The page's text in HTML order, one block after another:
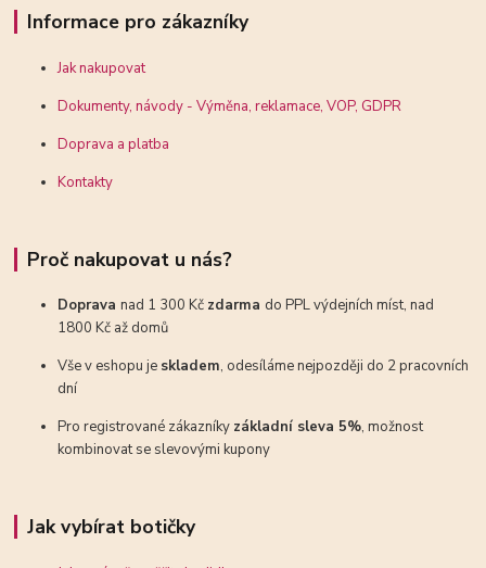
Informace pro zákazníky
Jak nakupovat
Dokumenty, návody - Výměna, reklamace, VOP, GDPR
Doprava a platba
Kontakty
Proč nakupovat u nás?
Dopravanad 1 300 Kč zdarma do PPL výdejních míst, nad
1800 Kč až domů
Vše v eshopu je skladem, odesíláme nejpozději do 2 pracovních
dní
Pro registrované zákazníky základní sleva 5%, možnost
kombinovat se slevovými kupony
Jak vybírat botičky